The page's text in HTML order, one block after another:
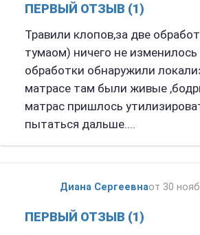
ПЕРВЫЙ ОТЗЫВ (1)
Травили клопов,за две
тумаом) ничего не
обработки обнаружили
матрасе там были живые
матрас пришлось
пытаться дальше....
Диана Сергеевнаот 30
ПЕРВЫЙ ОТЗЫВ (1)